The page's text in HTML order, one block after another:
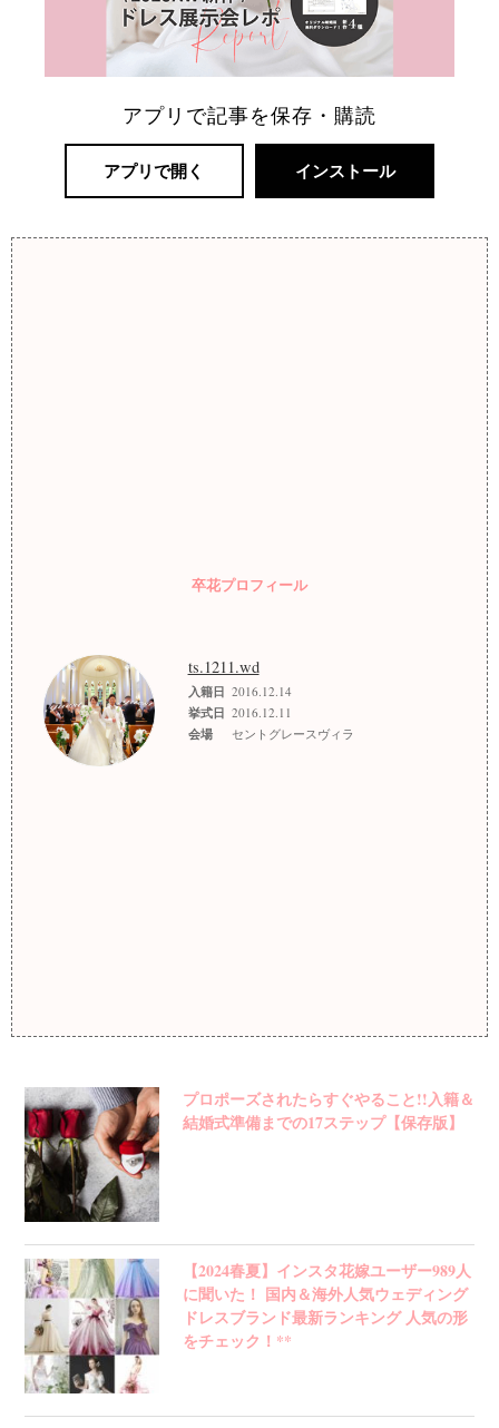
アプリで記事を保存・購読
アプリで開く インストール
卒花プロフィール
ts.1211.wd
入籍日 2016.12.14
挙式日 2016.12.11
会場 セントグレースヴィラ
プロポーズされたらすぐやること!!入籍＆
結婚式準備までの17ステップ【保存版】
【2024春夏】インスタ花嫁ユーザー989人
に聞いた！ 国内＆海外人気ウェディング
ドレスブランド最新ランキング 人気の形
をチェック！**